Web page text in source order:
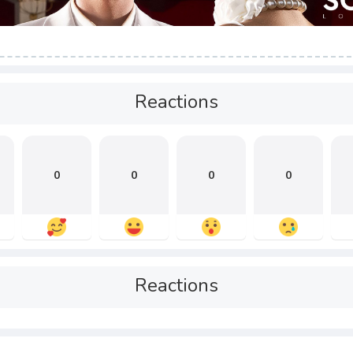
Reactions
0 0 0 0
Reactions